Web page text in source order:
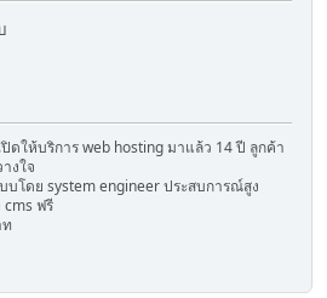
ดให้บริการ web hosting มาแล้ว 14 ปี ลูกค้า
งใจ
โดย system engineer ประสบการณ์สูง
cms ฟรี